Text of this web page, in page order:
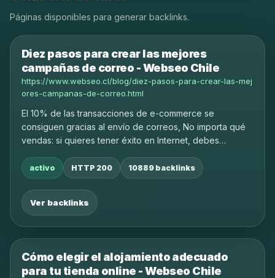
Páginas disponibles para generar backlinks.
Diez pasos para crear las mejores
campañas de correo - Webseo Chile
https://www.webseo.cl/blog/diez-pasos-para-crear-las-mej
ores-campanas-de-correo.html
El 10% de las transacciones de e-commerce se
consiguen gracias al envío de correos, No importa qué
vendas: si quieres tener éxito en Internet, debes
activo HTTP 200 10889 backlinks
Ver backlinks
Cómo elegir el alojamiento adecuado
para tu tienda online - Webseo Chile